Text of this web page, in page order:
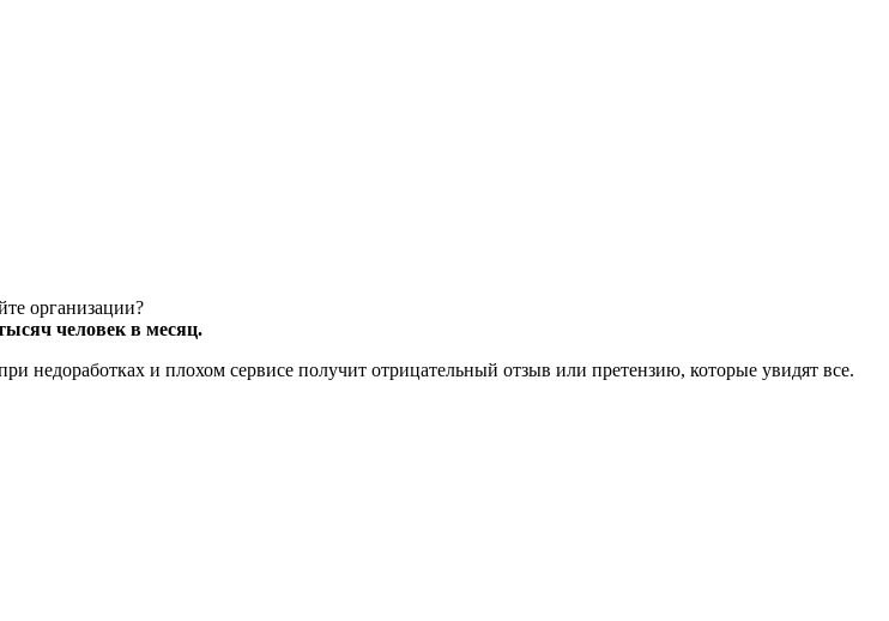
организации?
человек в месяц.
недоработках и плохом сервисе получит отрицательный отзыв или претензию, которые увидят все.